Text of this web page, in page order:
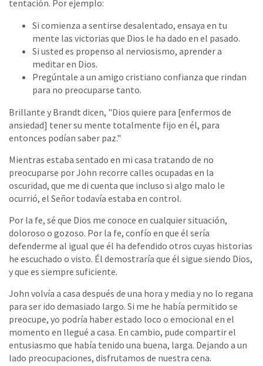
tentación. Por ejemplo:
Si comienza a sentirse desalentado, ensaya en tu
mente las victorias que Dios le ha dado en el pasado.
Si usted es propenso al nerviosismo, aprender a
meditar en Dios.
Pregúntale a un amigo cristiano confianza que rindan
para no preocuparse tanto.
Brillante y Brandt dicen, "Dios quiere para [enfermos de
ansiedad] tener su mente totalmente fijo en él, para
entonces podían saber paz."
Mientras estaba sentado en mi casa tratando de no
preocuparse por John recorre calles ocupadas en la
oscuridad, que me di cuenta que incluso si algo malo le
ocurrió, el Señor todavía estaba en control.
Por la fe, sé que Dios me conoce en cualquier situación,
doloroso o gozoso. Por la fe, confío en que él sería
defenderme al igual que él ha defendido otros cuyas historias
he escuchado o visto. Él demostraría que él sigue siendo Dios,
y que es siempre suficiente.
John volvía a casa después de una hora y media y no lo regana
para ser ido demasiado largo. Si me he había permitido se
preocupe, yo podría haber estado loco o emocional en el
momento en llegué a casa. En cambio, pude compartir el
entusiasmo que había tenido una buena, larga. Dejando a un
lado preocupaciones, disfrutamos de nuestra cena.